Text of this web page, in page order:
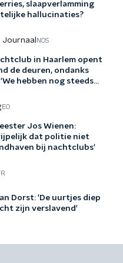
slaapverlamming
hallucinaties?
Journaal NOS
in Haarlem opent
de deuren, ondanks
hebben nog steeds
EO
Jos Wienen:
dat politie niet
bij nachtclubs'
Dorst: 'De uurtjes diep
zijn verslavend'